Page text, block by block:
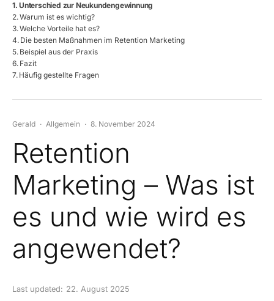
Gerald · Allgemein · 8. November 2024
Retention
Marketing – Was ist
es und wie wird es
angewendet?
Last updated: 22. August 2025
Unterschied zur Neukundengewinnung
Warum ist es wichtig?
Welche Vorteile hat es?
Die besten Maßnahmen im Retention Marketing
Beispiel aus der Praxis
Fazit
Häufig gestellte Fragen